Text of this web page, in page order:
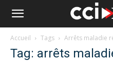
Accueil Tags Arrêts maladie
Tag: arrêts